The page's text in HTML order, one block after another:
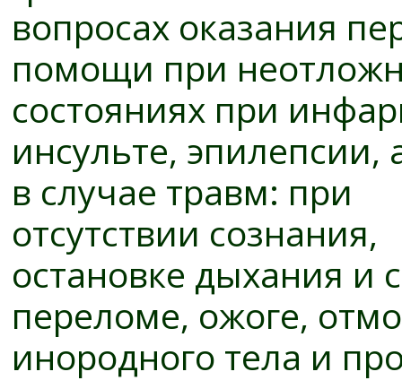
вопросах оказания
помощи при
состояниях при
инсульте, эпилепсии,
в случае травм: при
отсутствии сознания,
остановке дыхания и
переломе, ожоге,
инородного тела и